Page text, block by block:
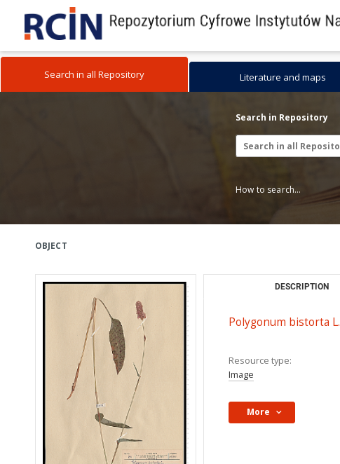
Search in all Repository Literature and maps
Search in Repository
How to search...
OBJECT
DESCRIPTION
Polygonum bistorta L.
Resource type:
Image
More